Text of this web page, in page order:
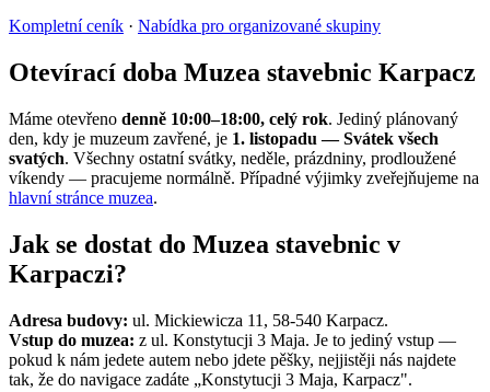
Kompletní ceník · Nabídka pro organizované skupiny
Otevírací doba Muzea stavebnic Karpacz
Máme otevřeno denně 10:00–18:00, celý rok. Jediný plánovaný
den, kdy je muzeum zavřené, je 1. listopadu — Svátek všech
svatých. Všechny ostatní svátky, neděle, prázdniny, prodloužené
víkendy — pracujeme normálně. Případné výjimky zveřejňujeme na
hlavní stránce muzea.
Jak se dostat do Muzea stavebnic v
Karpaczi?
Adresa budovy: ul. Mickiewicza 11, 58-540 Karpacz.
Vstup do muzea: z ul. Konstytucji 3 Maja. Je to jediný vstup —
pokud k nám jedete autem nebo jdete pěšky, nejjistěji nás najdete
tak, že do navigace zadáte „Konstytucji 3 Maja, Karpacz".